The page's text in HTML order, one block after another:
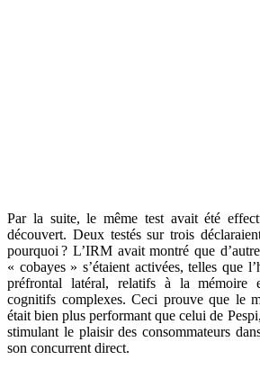
Par la suite, le même test avait été
découvert. Deux testés sur trois
pourquoi ? L’IRM avait montré que
« cobayes » s’étaient activées, telles que
préfrontal latéral, relatifs à la mémoire
cognitifs complexes. Ceci prouve que le
était bien plus performant que celui de
stimulant le plaisir des consommateurs
son concurrent direct.